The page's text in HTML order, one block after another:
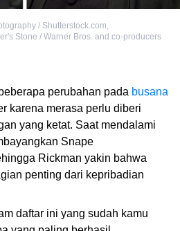
/ Shutterstock.com
Stone / Warner Bros. and co-producers
perubahan pada busana
karena merasa perlu diberi
yang ketat. Saat mendalami
Snape
Rickman yakin bahwa
penting dari kepribadian
daftar ini yang sudah kamu